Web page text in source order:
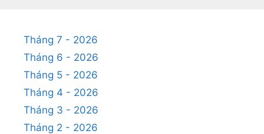
Tháng 7 - 2026
Tháng 6 - 2026
Tháng 5 - 2026
Tháng 4 - 2026
Tháng 3 - 2026
Tháng 2 - 2026